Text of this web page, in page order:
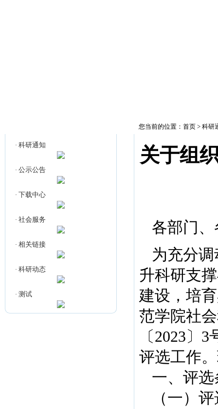
· 科研通知
· 公示公告
· 下载中心
· 社会服务
· 相关链接
· 科研动态
· 测试
您当前的位置： 首页 > 科研
关于组
各部门
为充分
升科研支
建设，培
范学院社
〔2023〕
评选工作
一、评
（一）